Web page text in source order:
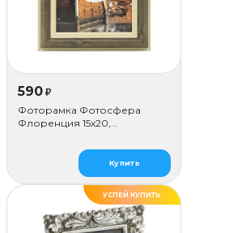
590 ₽
Фоторамка Фотосфера
Флоренция 15x20,
Купить
УСПЕЙ КУПИТЬ